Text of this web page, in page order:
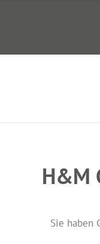
H&M
Sie haben